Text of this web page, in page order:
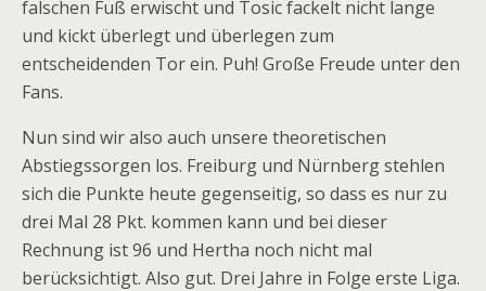
falschen Fuß erwischt und Tosic fackelt nicht lange
und kickt überlegt und überlegen zum
entscheidenden Tor ein. Puh! Große Freude unter den
Fans.
Nun sind wir also auch unsere theoretischen
Abstiegssorgen los. Freiburg und Nürnberg stehlen
sich die Punkte heute gegenseitig, so dass es nur zu
drei Mal 28 Pkt. kommen kann und bei dieser
Rechnung ist 96 und Hertha noch nicht mal
berücksichtigt. Also gut. Drei Jahre in Folge erste Liga.